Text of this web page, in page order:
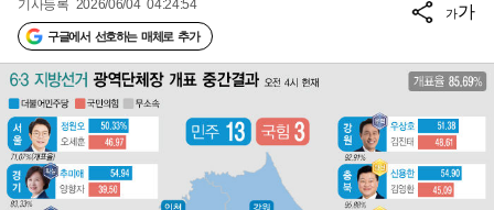
기사등록 2026/06/04 04:24:54
구글에서 선호하는 매체로 추가
가가